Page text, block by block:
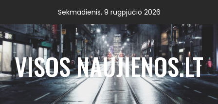
content
Sekmadienis, 9 rugpjūčio 2026
VISOS NAUJIENOS.LT